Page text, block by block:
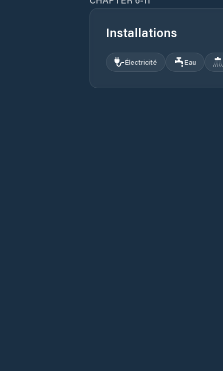
Installations
Électricité Eau